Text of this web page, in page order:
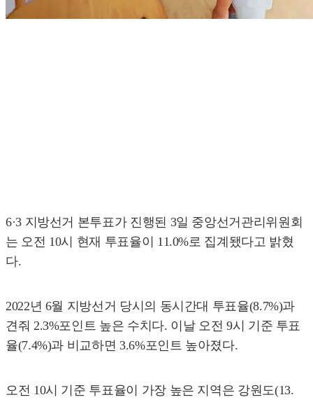
6·3 지방선거 본투표가 진행된 3일 중앙선거관리위원회
는 오전 10시 현재 투표율이 11.0%로 집계됐다고 밝혔
다.
2022년 6월 지방선거 당시의 동시간대 투표율(8.7%)과
견줘 2.3%포인트 높은 수치다. 이날 오전 9시 기준 투표
율(7.4%)과 비교하면 3.6%포인트 높아졌다.
오전 10시 기준 투표율이 가장 높은 지역은 강원도(13.